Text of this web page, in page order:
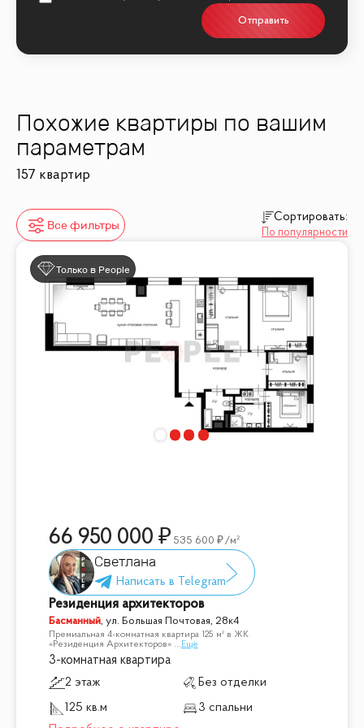
информации и записи на просмотр!
Отправить
Похожие квартиры по вашим
параметрам
157 квартир
Все фильтры
Сортировать:
По популярности
Только в People
66 950 000 535 600 /м²
Светлана
Резиденция архитекторов
Басманный, ул. Большая Почтовая, 28к4
Премиальная 4-комнатная квартира 125 м² в ЖК
«Резиденция Архитекторов» ... Ещё
3-комнатная квартира
2 этаж
Без отделки
125 кв.м
3 спальни